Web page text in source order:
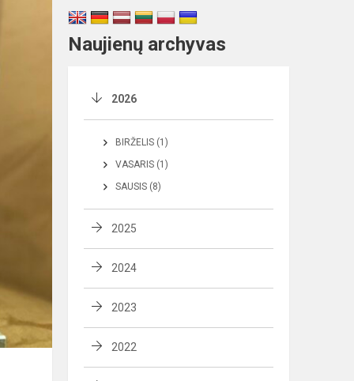
Naujienų archyvas
2026
BIRŽELIS (1)
VASARIS (1)
SAUSIS (8)
2025
2024
2023
2022